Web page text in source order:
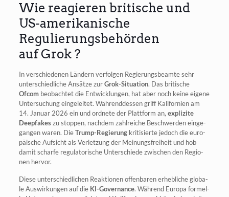
Wie reagieren britische und
US-amerikanische
Regulierungsbehörden
auf Grok ?
In ver­schie­de­nen Län­dern ver­fol­gen Regie­rungs­be­am­te sehr
unter­schied­li­che Ansät­ze zurGrok-Situa­ti­on. Das bri­ti­sche
Ofcombeob­ach­tet die Ent­wick­lun­gen, hat aber noch kei­ne eige­ne
Unter­su­chung ein­ge­lei­tet. Wäh­rend­des­sen griff Kali­for­ni­en am
14. Janu­ar 2026 ein und ord­ne­te der Platt­form an, expli­zi­te
Deepf­akeszu stop­pen, nach­dem zahl­rei­che Beschwer­den ein­ge­
gan­gen waren. DieTrump-Regie­rungkri­ti­sier­te jedoch die euro­
päi­sche Auf­sicht als Ver­let­zung der Mei­nungs­frei­heit und hob
damit schar­fe regu­la­to­ri­sche Unter­schie­de zwi­schen den Regio­
nen hervor.
Die­se unter­schied­li­chen Reak­tio­nen offen­ba­ren erheb­li­che glo­ba­
le Aus­wir­kun­gen auf die KI-Gover­nan­ce. Wäh­rend Euro­pa for­mel­